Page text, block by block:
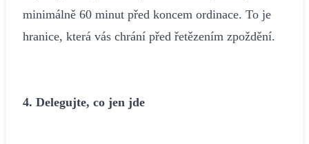
minimálně 60 minut před koncem ordinace. To je
hranice, která vás chrání před řetězením zpoždění.
4. Delegujte, co jen jde